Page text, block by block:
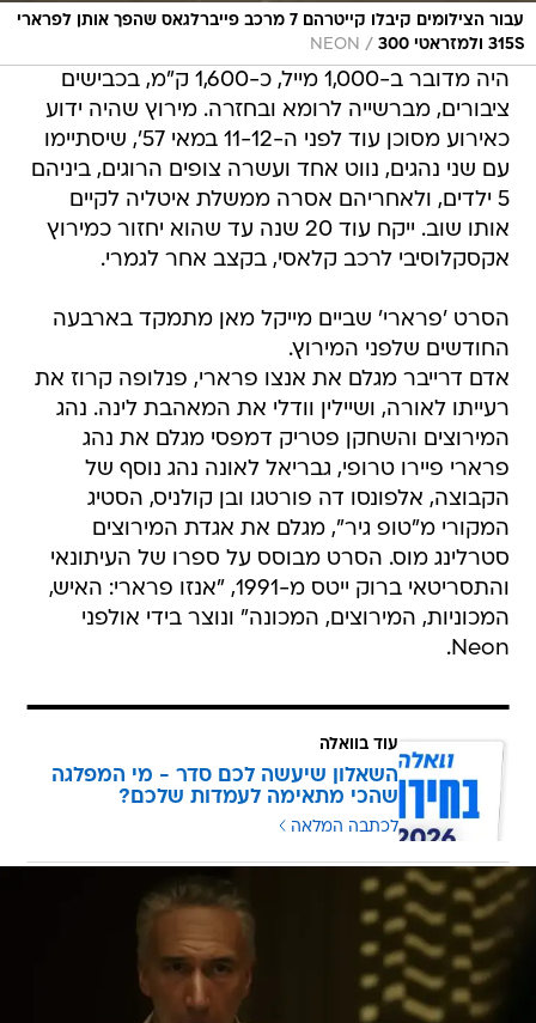
עבור הצילומים קיבלו קייטרהם 7 מרכב פייברלגאס שהפך אותן לפרארי
315S ולמזראטי 300
/
NEON
היה מדובר ב-1,000 מייל, כ-1,600 ק"מ, בכבישים
ציבורים, מברשייה לרומא ובחזרה. מירוץ שהיה ידוע
כאירוע מסוכן עוד לפני ה-11-12 במאי 57', שיסתיימו
עם שני נהגים, נווט אחד ועשרה צופים הרוגים, ביניהם
5 ילדים, ולאחריהם אסרה ממשלת איטליה לקיים
אותו שוב. ייקח עוד 20 שנה עד שהוא יחזור כמירוץ
אקסקלוסיבי לרכב קלאסי, בקצב אחר לגמרי.
הסרט 'פרארי' שביים מייקל מאן מתמקד בארבעה
החודשים שלפני המירוץ.
אדם דרייבר מגלם את אנצו פרארי, פנלופה קרוז את
רעייתו לאורה, ושיילין וודלי את המאהבת לינה. נהג
המירוצים והשחקן פטריק דמפסי מגלם את נהג
פרארי פיירו טרופי, גבריאל לאונה נהג נוסף של
הקבוצה, אלפונסו דה פורטגו ובן קולניס, הסטיג
המקורי מ"טופ גיר", מגלם את אגדת המירוצים
סטרלינג מוס. הסרט מבוסס על ספרו של העיתונאי
והתסריטאי ברוק ייטס מ-1991, "אנזו פרארי: האיש,
המכוניות, המירוצים, המכונה" ונוצר בידי אולפני
Neon.
עוד בוואלה
השאלון שיעשה לכם סדר - מי המפלגה
שהכי מתאימה לעמדות שלכם?
לכתבה המלאה